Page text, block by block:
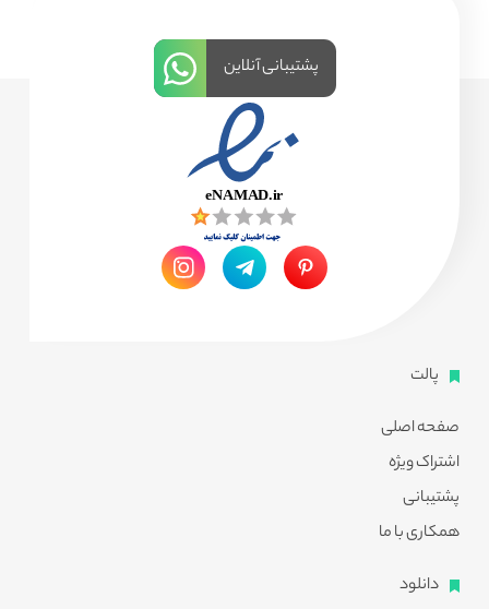
پالت
صفحه اصلی
اشتراک ویژه
پشتیبانی
همکاری با ما
دانلود
پشتیبانی آنلاین